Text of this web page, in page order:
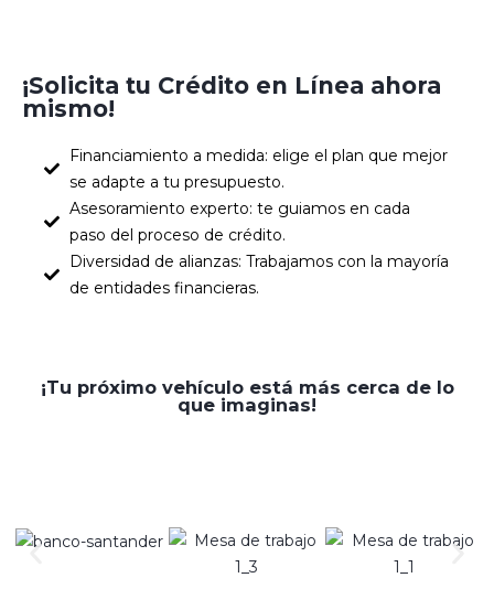
¡Solicita tu Crédito en Línea ahora
mismo!
Financiamiento a medida: elige el plan que mejor
se adapte a tu presupuesto.
Asesoramiento experto: te guiamos en cada
paso del proceso de crédito.
Diversidad de alianzas: Trabajamos con la mayoría
de entidades financieras.
¡Tu próximo vehículo está más cerca de lo
que imaginas!